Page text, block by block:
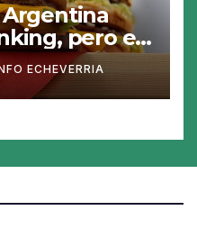
Argentina
pero el
un
ECHEVERRIA